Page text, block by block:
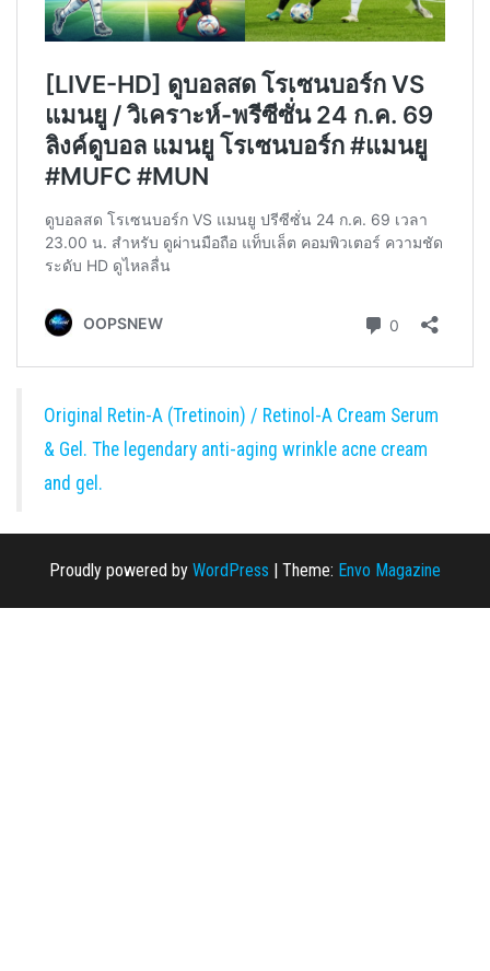
Original Retin-A (Tretinoin) / Retinol-A Cream Serum
& Gel. The legendary anti-aging wrinkle acne cream
and gel.
Proudly powered by WordPress | Theme: Envo Magazine